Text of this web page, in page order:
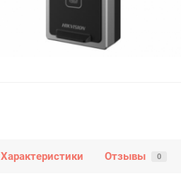
Характеристики Отзывы 0